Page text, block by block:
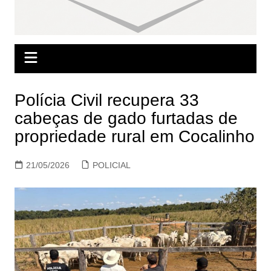
Polícia Civil recupera 33
cabeças de gado furtadas de
propriedade rural em Cocalinho
21/05/2026 POLICIAL